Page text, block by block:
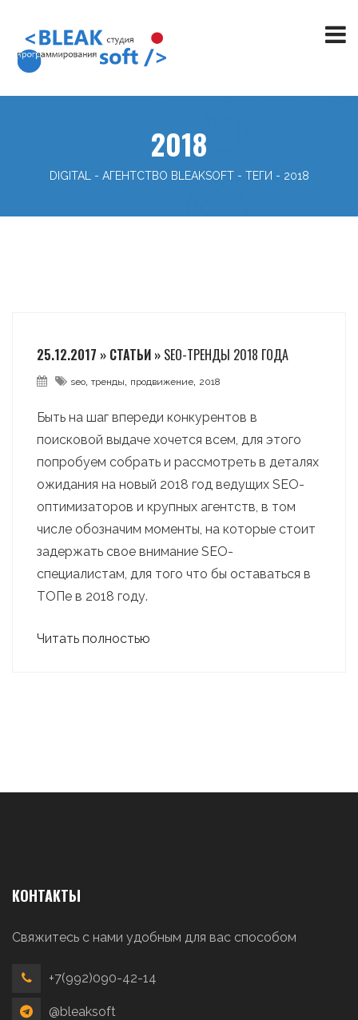
2018
DIGITAL - АГЕНТСТВО BLEAKSOFT - ТЕГИ - 2018
25.12.2017 » СТАТЬИ » SEO-ТРЕНДЫ 2018 ГОДА
seo, тренды, продвижение, 2018
Быть на шаг впереди конкурентов в
поисковой выдаче хочется всем, для этого
попробуем собрать и рассмотреть в деталях
ожидания на новый 2018 год ведущих SEO-
оптимизаторов и крупных агентств, в том
числе обозначим моменты, на которые стоит
задержать свое внимание SEO-
специалистам, для того что бы оставаться в
ТОПе в 2018 году.
Читать полностью
КОНТАКТЫ
Свяжитесь с нами удобным для вас способом
+7(992)090-42-14
@bleaksoft